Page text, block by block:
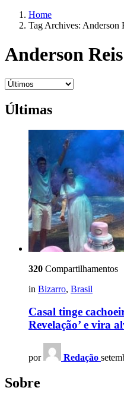
Home
Tag Archives: Anderson
Anderson Reis
Últimas
320 Compartilhamentos
in Bizarro, Brasil
Casal tinge
Revelação’ e vira
por Redação
Sobre